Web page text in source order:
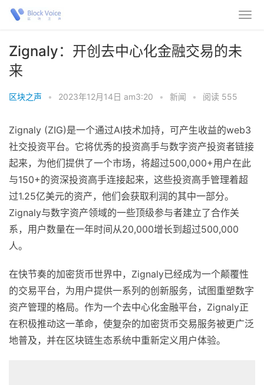
Zignaly：开创去中心化金融交易的未
来
区块之声 • 2023年12月14日 am3:20 • 新闻 • 阅读 555
Zignaly (ZIG)是一个通过AI技术加持，可产生收益的web3
社交投资平台。它将优秀的投资高手与数字资产投资者链接
起来，为他们提供了一个市场，将超过500,000+用户在此
与150+的资深投资高手连接起来，这些投资高手管理着超
过1.25亿美元的资产，他们会获取利润的其中一部分。
Zignaly与数字资产领域的一些顶级参与者建立了合作关
系，用户数量在一年时间从20,000增长到超过500,000
人。
在快节奏的加密货币世界中，Zignaly已经成为一个颠覆性
的交易平台，为用户提供一系列的创新服务，试图重塑数字
资产管理的格局。作为一个去中心化金融平台，Zignaly正
在积极推动这一革命，使复杂的加密货币交易服务被更广泛
地普及，并在区块链生态系统中重新定义用户体验。